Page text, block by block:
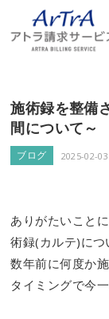
施術録を整備
間について～
ブログ 2025-02-03
ありがたいこと
術録(カルテ)につ
数年前に何度か
タイミングで今